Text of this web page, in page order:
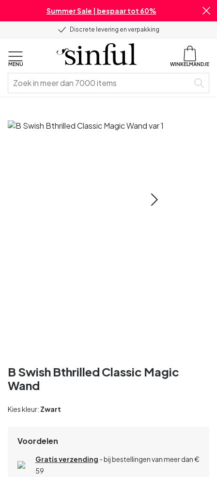
Summer Sale | bespaar tot 60%
Discrete levering en verpakking
MENU WINKELMANDJE
B Swish Bthrilled Classic Magic
Wand
Kies kleur: Zwart
Voordelen
Gratis verzending - bij bestellingen van meer dan €
59